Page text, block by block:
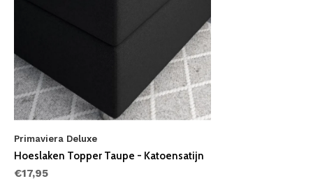
Primaviera Deluxe
Hoeslaken Topper Taupe - Katoensatijn
€17,95